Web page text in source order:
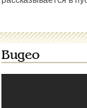
Видео